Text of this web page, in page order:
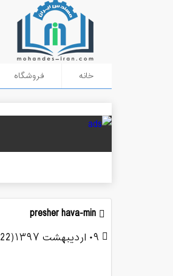
خانه فروشگاه
presher hava-min
۰۹ اردیبهشت ۱۳۹۷(3022 روز پیش)